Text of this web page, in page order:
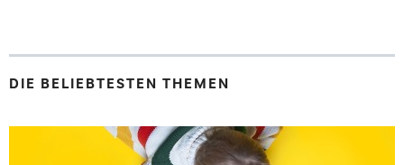
DIE BELIEBTESTEN THEMEN